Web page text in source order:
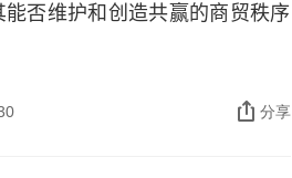
，如果一个法国人跟你说，这
太太睁大双眼，想了想，答
为我们足够聪明吧。我们这个
否维护和创造共赢的商贸秩序
分享